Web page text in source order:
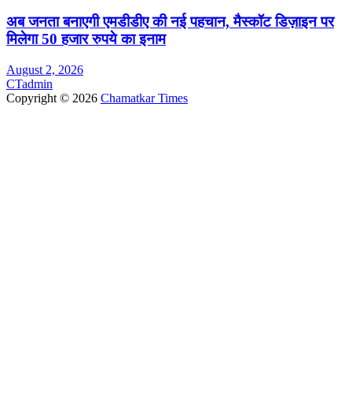
अब जनता बनाएगी एमडीडीए की नई पहचान, मैस्कॉट डिज़ाइन पर
मिलेगा 50 हजार रुपये का इनाम
August 2, 2026
CTadmin
Copyright © 2026 Chamatkar Times